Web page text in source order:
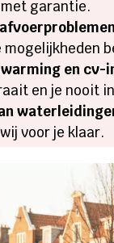
garantie.
en cv-
en je nooit
voor je klaar.